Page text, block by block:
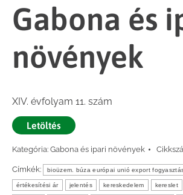
Gabona és
növények
XIV. évfolyam 11. szám
Letöltés
Kategória: Gabona és ipari növények
Címkék: bioüzem. búza európai unió export
értékesítési ár jelentés kereskedelem kereslet